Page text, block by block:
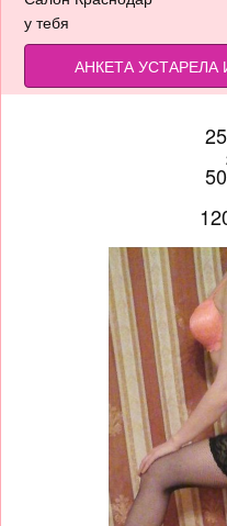
у тебя
АНКЕТА